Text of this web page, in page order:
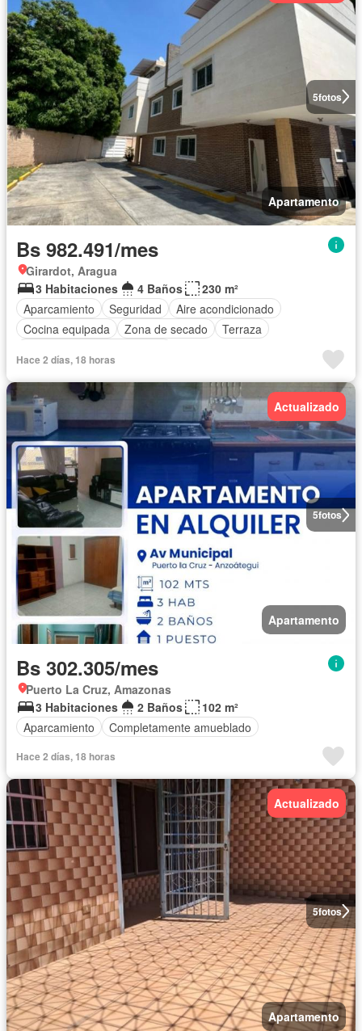
5fotos
Apartamento
Bs 982.491/mes
Girardot, Aragua
3 Habitaciones
4 Baños
230 m²
Aparcamiento
Seguridad
Aire acondicionado
Cocina equipada
Zona de secado
Terraza
Hace 2 días, 18 horas
5fotos
Actualizado
Apartamento
Bs 302.305/mes
Puerto La Cruz, Amazonas
3 Habitaciones
2 Baños
102 m²
Aparcamiento
Completamente amueblado
Hace 2 días, 18 horas
5fotos
Actualizado
Apartamento